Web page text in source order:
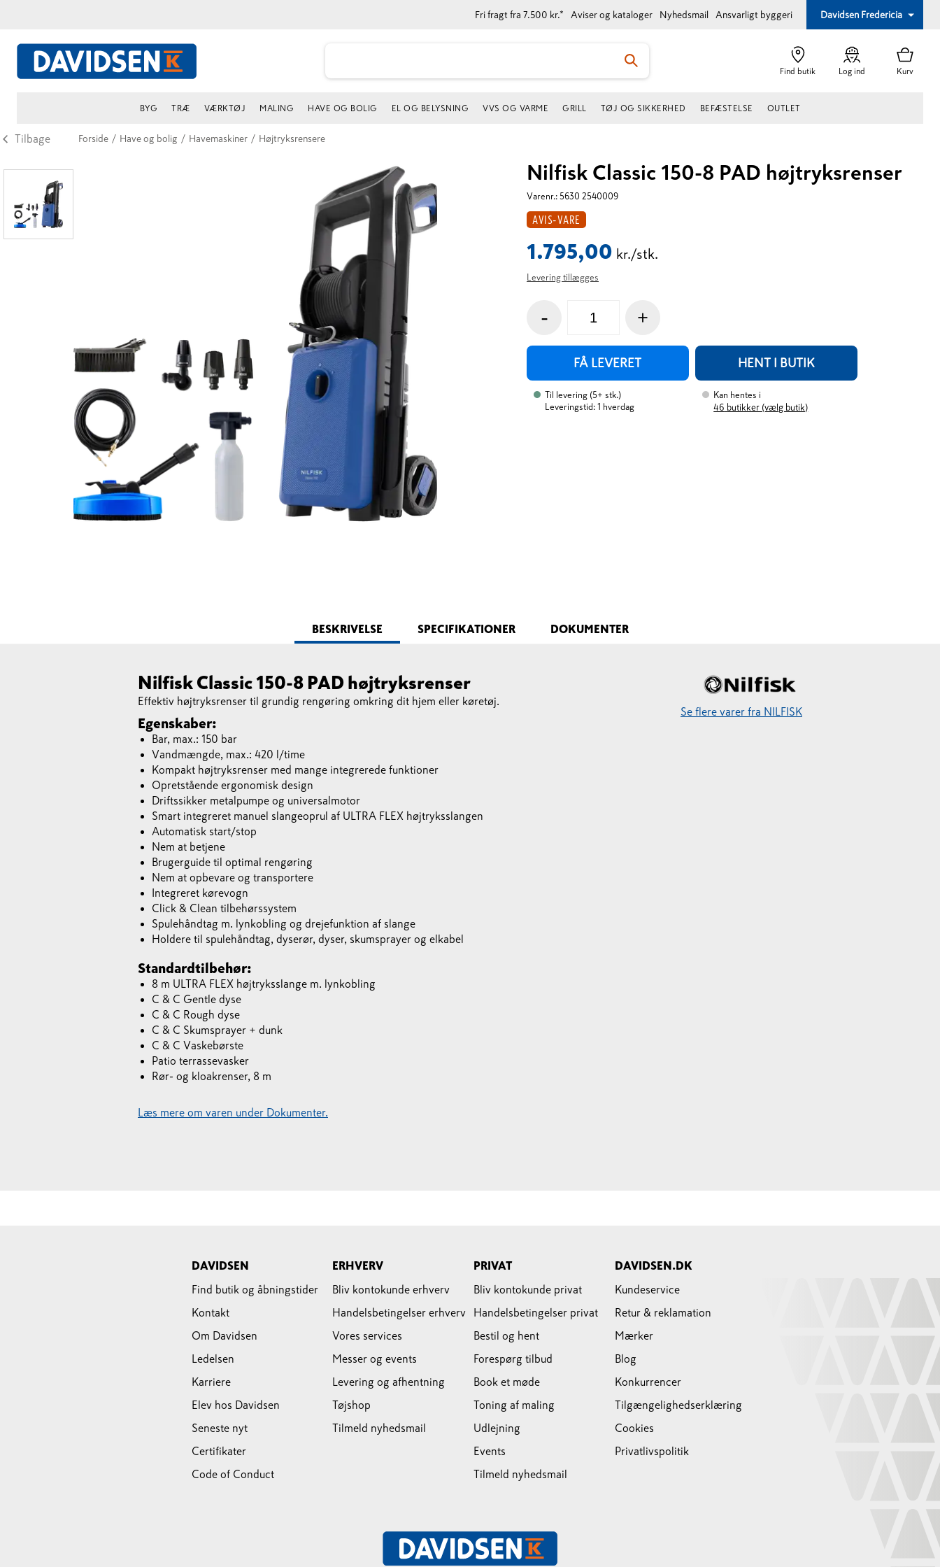
Fri fragt fra 7.500 kr.* Aviser og kataloger Nyhedsmail Ansvarligt byggeri Davidsen Fredericia
Find butik Log ind Kurv
BYG TRÆ VÆRKTØJ MALING HAVE OG BOLIG EL OG BELYSNING VVS OG VARME GRILL TØJ OG SIKKERHED BEFÆSTELSE OUTLET
Tilbage Forside / Have og bolig / Havemaskiner / Højtryksrensere
Nilfisk Classic 150-8 PAD højtryksrenser
Varenr.: 5630 2540009
AVIS-VARE
1.795,00 kr./stk.
Levering tillægges
- +
FÅ LEVERET HENT I BUTIK
Til levering (5+ stk.)
Leveringstid: 1 hverdag
Kan hentes i
46 butikker (vælg butik)
BESKRIVELSE SPECIFIKATIONER DOKUMENTER
Nilfisk Classic 150-8 PAD højtryksrenser
Effektiv højtryksrenser til grundig rengøring omkring dit hjem eller køretøj.
Egenskaber:
Bar, max.: 150 bar
Vandmængde, max.: 420 l/time
Kompakt højtryksrenser med mange integrerede funktioner
Opretstående ergonomisk design
Driftssikker metalpumpe og universalmotor
Smart integreret manuel slangeoprul af ULTRA FLEX højtryksslangen
Automatisk start/stop
Nem at betjene
Brugerguide til optimal rengøring
Nem at opbevare og transportere
Integreret kørevogn
Click & Clean tilbehørssystem
Spulehåndtag m. lynkobling og drejefunktion af slange
Holdere til spulehåndtag, dyserør, dyser, skumsprayer og elkabel
Standardtilbehør:
8 m ULTRA FLEX højtryksslange m. lynkobling
C & C Gentle dyse
C & C Rough dyse
C & C Skumsprayer + dunk
C & C Vaskebørste
Patio terrassevasker
Rør- og kloakrenser, 8 m
Læs mere om varen under Dokumenter.
Se flere varer fra NILFISK
DAVIDSEN
Find butik og åbningstider
Kontakt
Om Davidsen
Ledelsen
Karriere
Elev hos Davidsen
Seneste nyt
Certifikater
Code of Conduct
ERHVERV
Bliv kontokunde erhverv
Handelsbetingelser erhverv
Vores services
Messer og events
Levering og afhentning
Tøjshop
Tilmeld nyhedsmail
PRIVAT
Bliv kontokunde privat
Handelsbetingelser privat
Bestil og hent
Forespørg tilbud
Book et møde
Toning af maling
Udlejning
Events
Tilmeld nyhedsmail
DAVIDSEN.DK
Kundeservice
Retur & reklamation
Mærker
Blog
Konkurrencer
Tilgængelighedserklæring
Cookies
Privatlivspolitik